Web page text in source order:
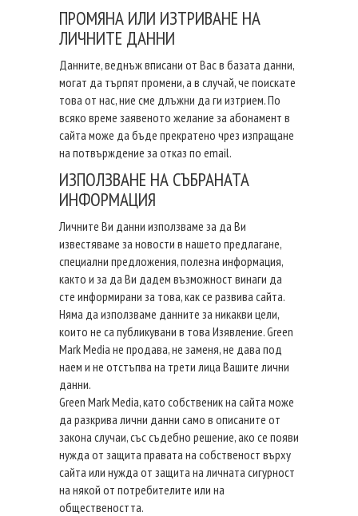
ПРОМЯНА ИЛИ ИЗТРИВАНЕ НА
ЛИЧНИТЕ ДАННИ
Данните, веднъж вписани от Вас в базата данни,
могат да търпят промени, а в случай, че поискате
това от нас, ние сме длъжни да ги изтрием. По
всяко време заявеното желание за абонамент в
сайта може да бъде прекратено чрез изпращане
на потвърждение за отказ по email.
ИЗПОЛЗВАНЕ НА СЪБРАНАТА
ИНФОРМАЦИЯ
Личните Ви данни използваме за да Ви
известяваме за новости в нашето предлагане,
специални предложения, полезна информация,
както и за да Ви дадем възможност винаги да
сте информирани за това, как се развива сайта.
Няма да използваме данните за никакви цели,
които не са публикувани в това Изявление. Green
Mark Media не продава, не заменя, не дава под
наем и не отстъпва на трети лица Вашите лични
данни.
Green Mark Media, като собственик на сайта може
да разкрива лични данни само в описаните от
закона случаи, със съдебно решение, ако се появи
нужда от защита правата на собственост върху
сайта или нужда от защита на личната сигурност
на някой от потребителите или на
обществеността.